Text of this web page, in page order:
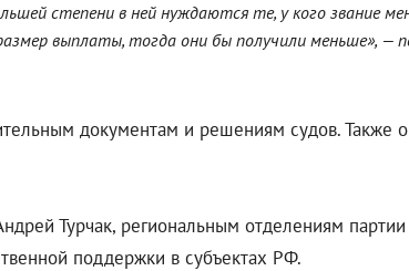
степени в ней нуждаются те, у кого звание
выплаты, тогда они бы получили меньше», —
документам и решениям судов. Также
Турчак, региональным отделениям
поддержки в субъектах РФ.